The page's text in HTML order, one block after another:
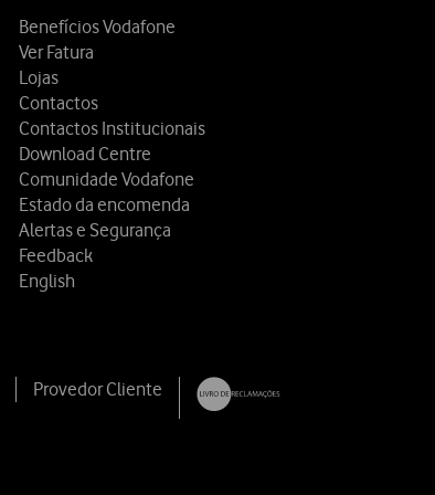
Benefícios Vodafone
Ver Fatura
Lojas
Contactos
Contactos Institucionais
Download Centre
Comunidade Vodafone
Estado da encomenda
Alertas e Segurança
Feedback
English
Provedor Cliente